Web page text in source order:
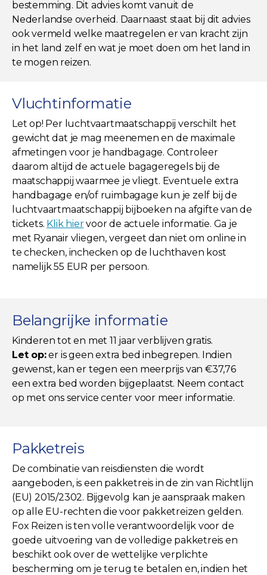
bestemming. Dit advies komt vanuit de
Nederlandse overheid. Daarnaast staat bij dit advies
ook vermeld welke maatregelen er van kracht zijn
in het land zelf en wat je moet doen om het land in
te mogen reizen.
Vluchtinformatie
Let op! Per luchtvaartmaatschappij verschilt het
gewicht dat je mag meenemen en de maximale
afmetingen voor je handbagage. Controleer
daarom altijd de actuele bagageregels bij de
maatschappij waarmee je vliegt. Eventuele extra
handbagage en/of ruimbagage kun je zelf bij de
luchtvaartmaatschappij bijboeken na afgifte van de
tickets. Klik hiervoor de actuele informatie. Ga je
met Ryanair vliegen, vergeet dan niet om online in
te checken, inchecken op de luchthaven kost
namelijk 55 EUR per persoon.
Belangrijke informatie
Kinderen tot en met 11 jaar verblijven gratis.
Let op:er is geen extra bed inbegrepen. Indien
gewenst, kan er tegen een meerprijs van €37,76
een extra bed worden bijgeplaatst. Neem contact
op met ons service center voor meer informatie.
Pakketreis
De combinatie van reisdiensten die wordt
aangeboden, is een pakketreis in de zin van Richtlijn
(EU) 2015/2302. Bijgevolg kan je aanspraak maken
op alle EU-rechten die voor pakketreizen gelden.
Fox Reizen is ten volle verantwoordelijk voor de
goede uitvoering van de volledige pakketreis en
beschikt ook over de wettelijke verplichte
bescherming om je terug te betalen en, indien het